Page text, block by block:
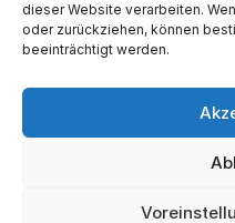
dieser Website verarbeiten.
oder zurückziehen, können
beeinträchtigt werden.
Copyright ©2026 SWT